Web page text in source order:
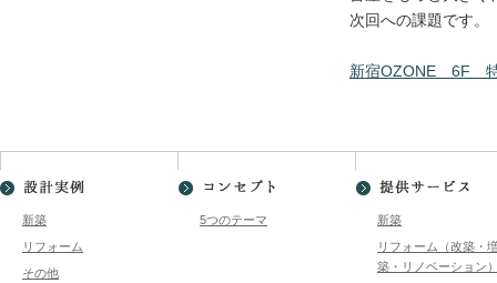
コラム
プレスリリース
ちくらの会
セミナー・
次回への課題です。
新宿OZONE 6F
新築
リフォーム
その他
5つのテーマ
新築
リフォーム（改築・
築・リノベーション